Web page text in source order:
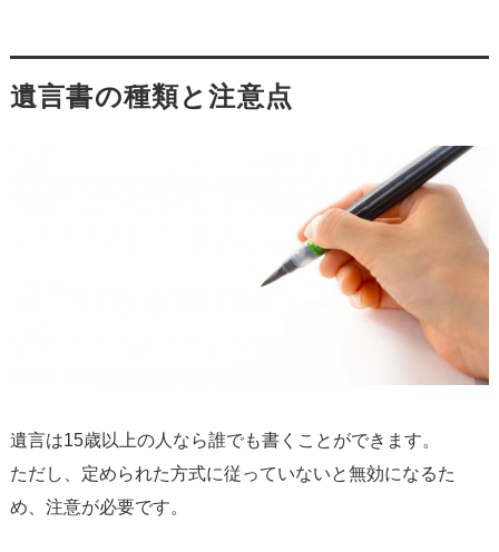
遺言書の種類と注意点
遺言は15歳以上の人なら誰でも書くことができます。
ただし、定められた方式に従っていないと無効になるた
め、注意が必要です。